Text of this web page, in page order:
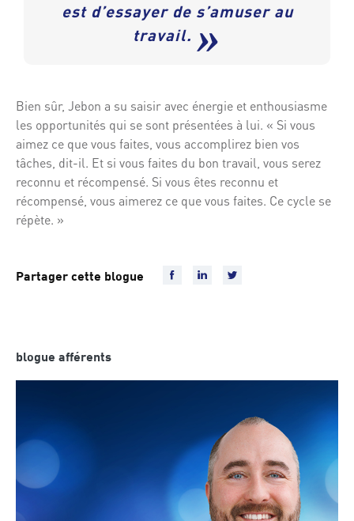
est d’essayer de s’amuser au
travail. »
Bien sûr, Jebon a su saisir avec énergie et enthousiasme
les opportunités qui se sont présentées à lui. « Si vous
aimez ce que vous faites, vous accomplirez bien vos
tâches, dit-il. Et si vous faites du bon travail, vous serez
reconnu et récompensé. Si vous êtes reconnu et
récompensé, vous aimerez ce que vous faites. Ce cycle se
répète. »
Partager cette blogue
blogue afférents